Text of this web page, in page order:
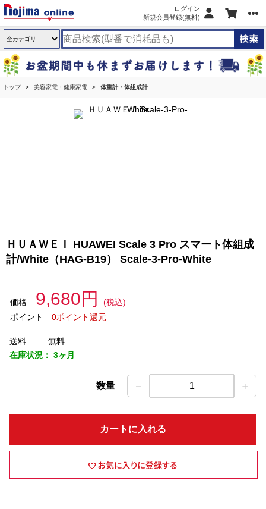
ログイン
新規会員登録(無料)
トップ 美容家電・健康家電 体重計・体組成計
ＨＵＡＷＥＩ HUAWEI Scale 3 Pro スマート体組成
計/White（HAG-B19） Scale-3-Pro-White
価格 9,680円
(税込)
ポイント
0ポイント還元
送料
無料
在庫状況： 3ヶ月
数量 － 1 ＋
カートに入れる